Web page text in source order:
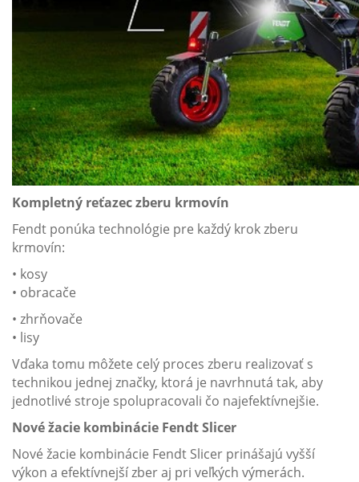
Kompletný reťazec zberu krmovín
Fendt ponúka technológie pre každý krok zberu
krmovín:
• kosy
• obracače
• zhrňovače
• lisy
Vďaka tomu môžete celý proces zberu realizovať s
technikou jednej značky, ktorá je navrhnutá tak, aby
jednotlivé stroje spolupracovali čo najefektívnejšie.
Nové žacie kombinácie Fendt Slicer
Nové žacie kombinácie Fendt Slicer prinášajú vyšší
výkon a efektívnejší zber aj pri veľkých výmerách.